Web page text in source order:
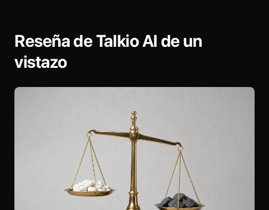
Reseña de Talkio AI de un
vistazo